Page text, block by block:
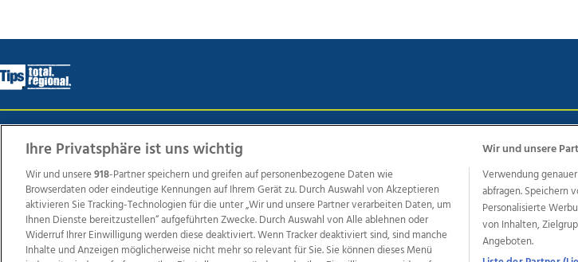
Wir über uns Mediadaten Kontakt AGB
Weitere Angebote des Medienhauses
TV1 di-mog-i.at OÖNow Ischler Woche Life Radio OÖNachrichten OÖN Immobilien
Regionaljobs
wasistlos.at wirtrauern.at
Ihre Privatsphäre ist uns wichtig
Wir und unsere918-Partner speichern und greifen auf personenbezogene Daten wie
Browserdaten oder eindeutige Kennungen auf Ihrem Gerät zu. Durch Auswahl von Akzeptieren
aktivieren Sie Tracking-Technologien für die unter „Wir und unsere Partner verarbeiten Daten, um
Ihnen Dienste bereitzustellen“ aufgeführten Zwecke. Durch Auswahl von Alle ablehnen oder
Widerruf Ihrer Einwilligung werden diese deaktiviert. Wenn Tracker deaktiviert sind, sind manche
Inhalte und Anzeigen möglicherweise nicht mehr so relevant für Sie. Sie können dieses Menü
Wir und unsere
Verwendung
abfragen. Speichern
Personalisierte
von Inhalten,
Angeboten.